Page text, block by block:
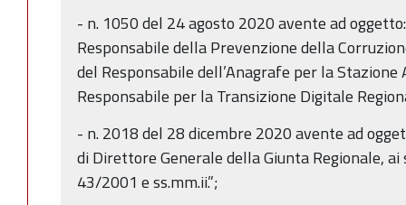
- n. 1050 del 24 agosto 2020 avente ad
Responsabile della Prevenzione della
del Responsabile dell’Anagrafe per la Stazione
Responsabile per la Transizione Digitale
- n. 2018 del 28 dicembre 2020 avente ad
di Direttore Generale della Giunta Regionale, ai
43/2001 e ss.mm.ii.”;